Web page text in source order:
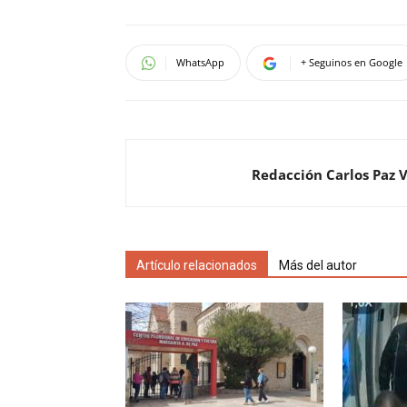
WhatsApp + Seguinos en Google
Redacción Carlos Paz
Artículo relacionados Más del autor